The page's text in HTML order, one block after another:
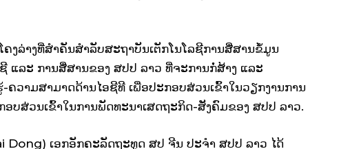
ຄງລ່າງທີ່ສຳຄັນສຳລັບສະຖາບັນເຕັກໂນໂລຊີການສື່ສານຂໍ້ມູນ
ແລະ ການສື່ສານຂອງ ສປປ ລາວ ທີ່ຈະການກໍ່ສ້າງ ແລະ
ວາມສາມາດດ້ານໄອຊີທີ ເພື່ອປະກອບສ່ວນເຂົ້າໃນວຽກງານການ
ບສ່ວນເຂົ້າໃນການພັດທະນາເສດຖະກິດ-ສັງຄົມຂອງ ສປປ ລາວ.
Dong) ເອກອັກຄະລັດຖະທູດ ສປ ຈີນ ປະຈຳ ສປປ ລາວ ໄດ້